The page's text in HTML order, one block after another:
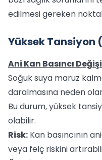
edilmesi gereken
Yüksek
Ani Kan Basıncı
Soğuk suya maruz
daralmasına neden
Bu durum, yüksek
olabilir.
Risk: Kan basıncının
veya felç riskini